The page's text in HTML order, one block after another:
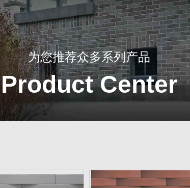
为您推荐众多系列产品
Product Center